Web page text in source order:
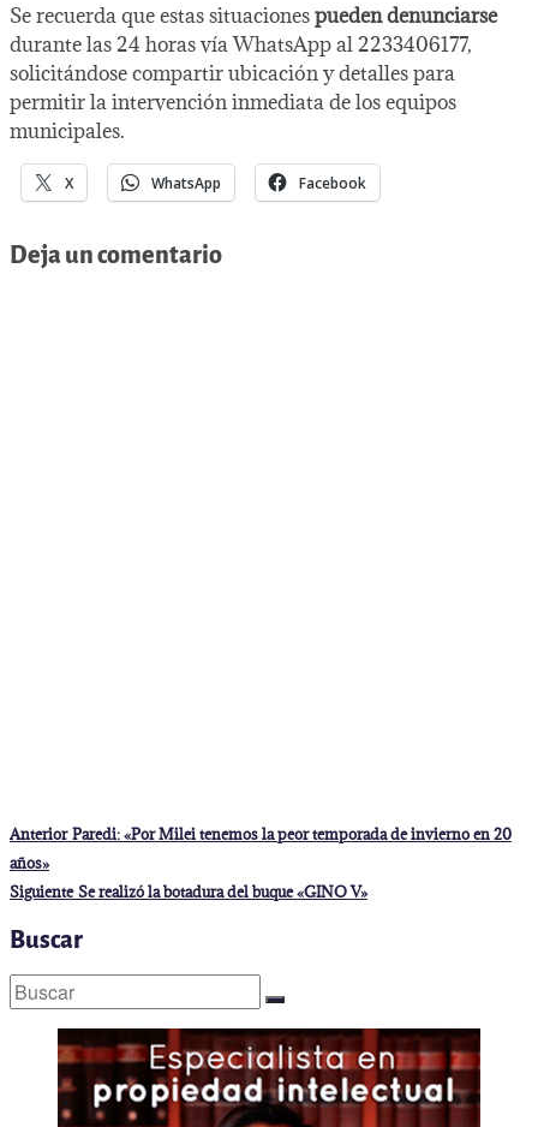
Se recuerda que estas situacionespueden denunciarse
durante las 24 horas vía WhatsApp al 2233406177,
solicitándose compartir ubicación y detalles para
permitir la intervención inmediata de los equipos
municipales.
X WhatsApp Facebook
Deja un comentario
Navegación
de
entradas
Anterior Entrada
Paredi: «Por Milei tenemos la peor temporada de invierno en 20
años»
Siguiente Entrada
Se realizó la botadura del buque «GINO V»
Buscar
Buscar